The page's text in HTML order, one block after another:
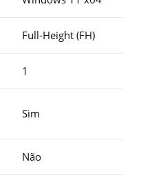
Full-Height (FH)
1
Sim
Não